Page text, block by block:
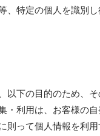
、特定の個人を識別し
以下の目的のため、
・利用は、お客様の
則って個人情報を利